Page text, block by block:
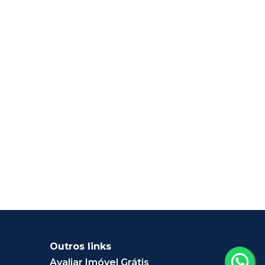
Outros links
Avaliar Imóvel Grátis